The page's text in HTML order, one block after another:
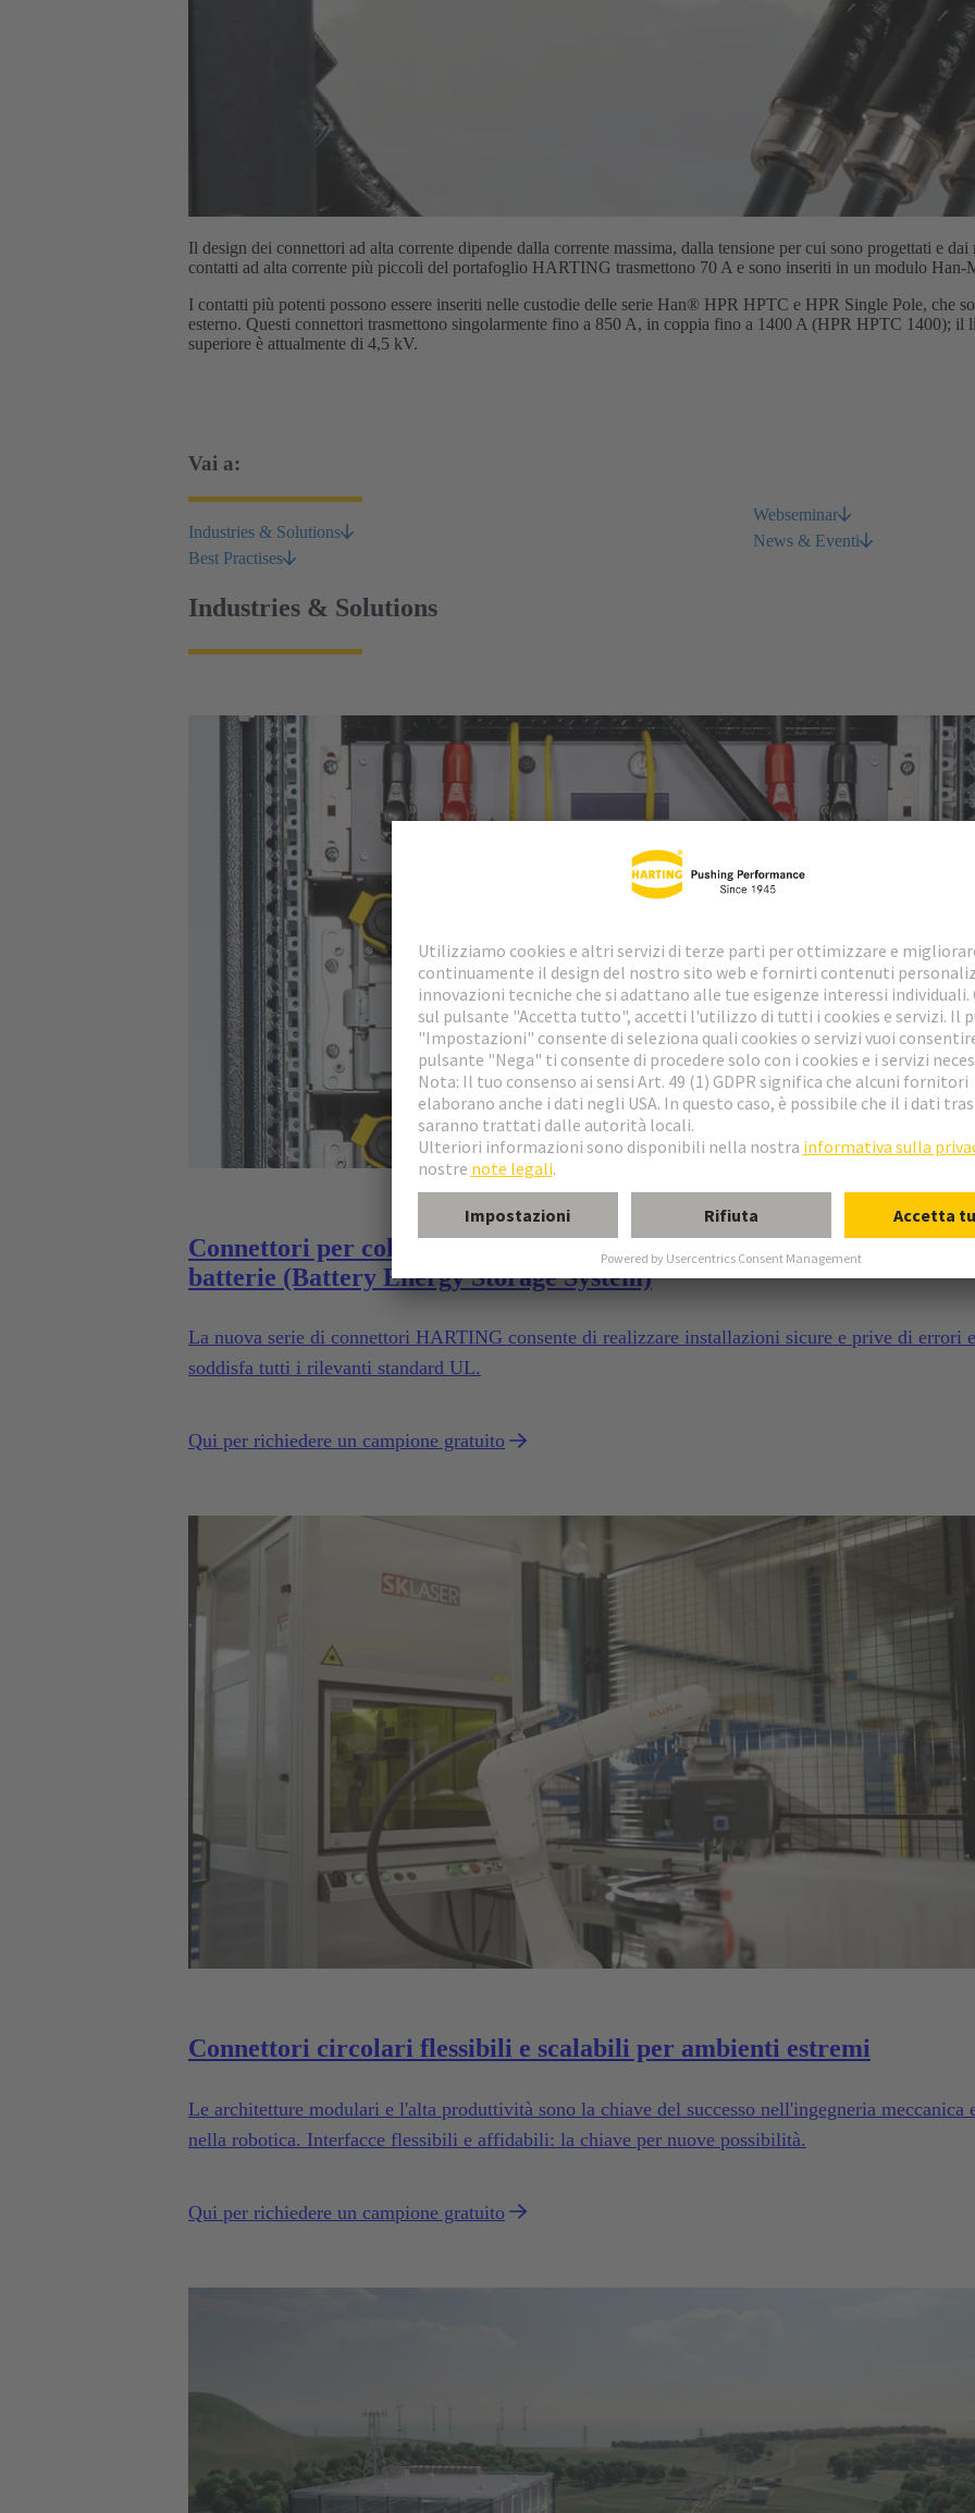
Il design dei connettori ad alta corrente dipende dalla corrente massima, dalla tensione per cui sono progettati e
contatti ad alta corrente più piccoli del portafoglio HARTING trasmettono 70 A e sono inseriti in un modulo
I contatti più potenti possono essere inseriti nelle custodie delle serie Han® HPR HPTC e HPR Single Pole, che
esterno. Questi connettori trasmettono singolarmente fino a 850 A, in coppia fino a 1400 A (HPR HPTC 1400); il
superiore è attualmente di 4,5 kV.
Vai a:
Industries & Solutions
Best Practises
Webseminar
News & Eventi
Industries & Solutions
Connettori per collegamenti sicuri per sistemi modulari di accumulo a
batterie (Battery Energy Storage System)
La nuova serie di connettori HARTING consente di realizzare installazioni sicure e prive di errori e
soddisfa tutti i rilevanti standard UL.
Qui per richiedere un campione gratuito
Connettori circolari flessibili e scalabili per ambienti estremi
Le architetture modulari e l'alta produttività sono la chiave del successo nell'ingegneria meccanica
nella robotica. Interfacce flessibili e affidabili: la chiave per nuove possibilità.
Qui per richiedere un campione gratuito